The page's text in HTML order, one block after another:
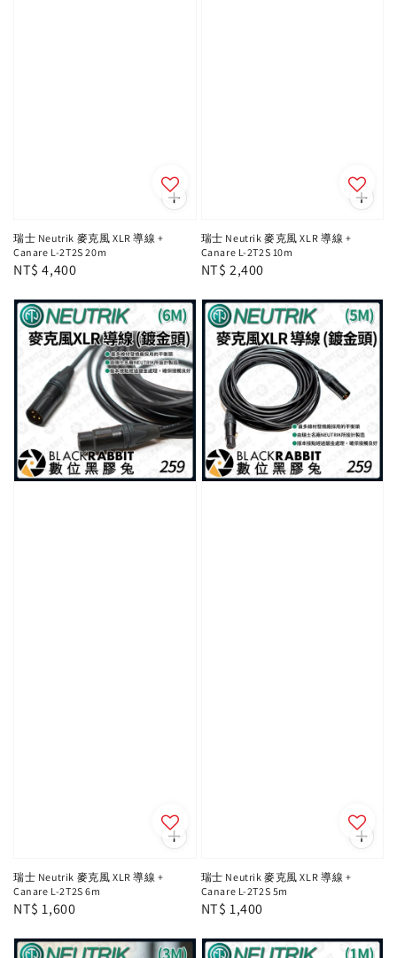
瑞士 Neutrik 麥克風 XLR 導線 +
Canare L-2T2S 20m
Regular
NT$ 4,400
瑞士 Neutrik 麥克風 XLR 導線 +
Canare L-2T2S 10m
Regular
NT$ 2,400
瑞士 Neutrik 麥克風 XLR 導線 +
Canare L-2T2S 6m
Regular
NT$ 1,600
瑞士 Neutrik 麥克風 XLR 導線 +
Canare L-2T2S 5m
Regular
NT$ 1,400